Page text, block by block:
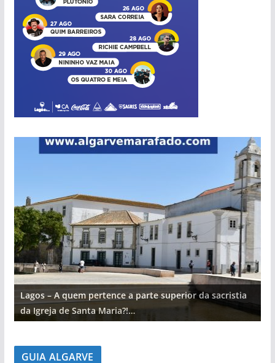
Lagos – A quem pertence a parte superior da sacristia
da Igreja de Santa Maria?!…
GUIA ALGARVE